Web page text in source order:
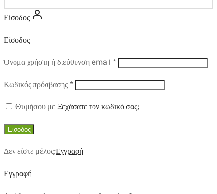
Είσοδος
Είσοδος
Όνομα χρήστη ή διεύθυνση email *Απαιτούμενο
Κωδικός πρόσβασης *Απαιτούμενο
Θυμήσου με Ξεχάσατε τον κωδικό σας;
Είσοδος
Δεν είστε μέλος;Εγγραφή
Εγγραφή